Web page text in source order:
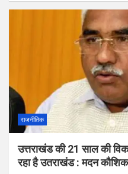
राजनीतिक
उत्तराखंड की 21 साल की
रहा है उतराखंड : मदन कौशिक